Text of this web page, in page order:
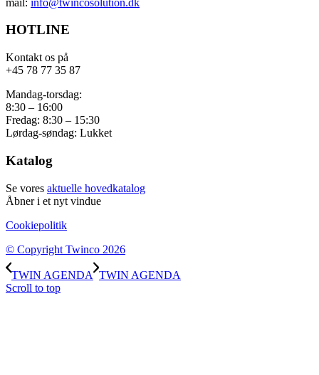
HOTLINE
Kontakt os på
+45 78 77 35 87
Mandag-torsdag:
8:30 – 16:00
Fredag: 8:30 – 15:30
Lørdag-søndag: Lukket
Katalog
Se vores aktuelle hovedkatalog
Åbner i et nyt vindue
Cookiepolitik
© Copyright Twinco 2026
TWIN AGENDA TWIN AGENDA
Scroll to top